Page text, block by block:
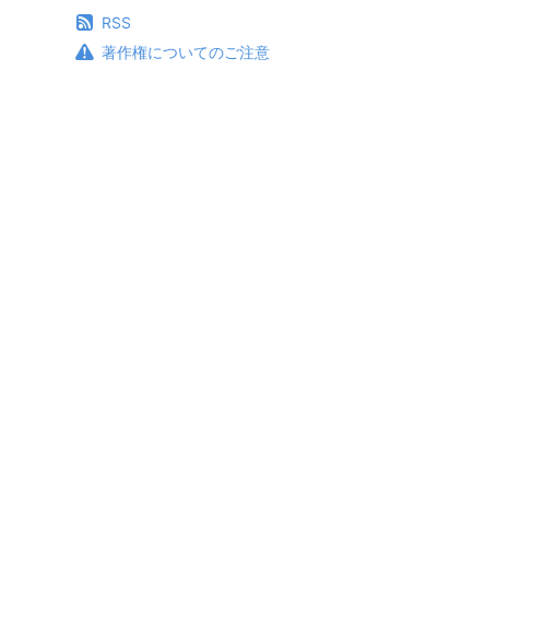
RSS
著作権についてのご注意